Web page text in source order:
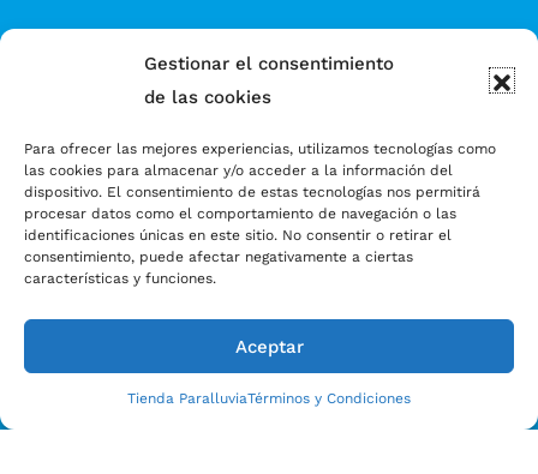
Gestionar el consentimiento
de las cookies
Para ofrecer las mejores experiencias, utilizamos tecnologías como
las cookies para almacenar y/o acceder a la información del
dispositivo. El consentimiento de estas tecnologías nos permitirá
procesar datos como el comportamiento de navegación o las
identificaciones únicas en este sitio. No consentir o retirar el
consentimiento, puede afectar negativamente a ciertas
características y funciones.
Aceptar
Tienda ParalluviaTérminos y Condiciones